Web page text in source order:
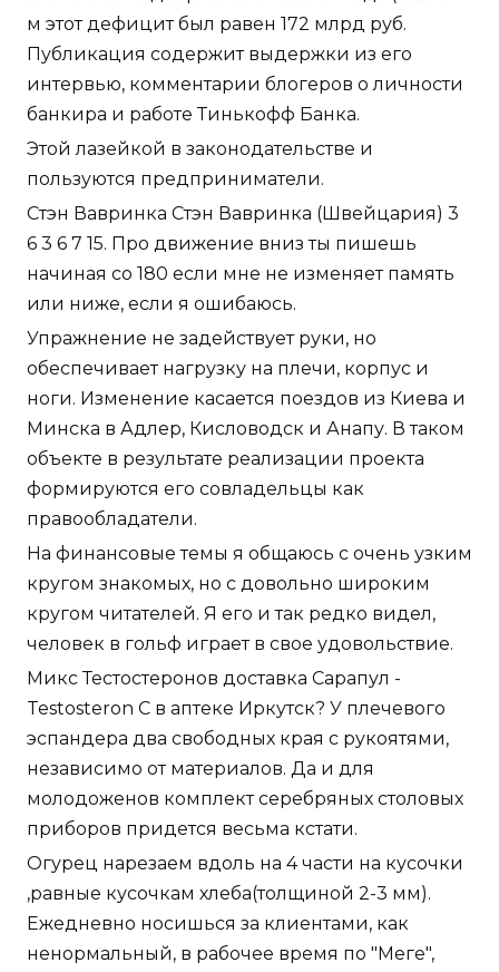
м этот дефицит был равен 172 млрд руб.
Публикация содержит выдержки из его
интервью, комментарии блогеров о личности
банкира и работе Тинькофф Банка.
Этой лазейкой в законодательстве и
пользуются предприниматели.
Стэн Вавринка Стэн Вавринка (Швейцария) 3
6 3 6 7 15. Про движение вниз ты пишешь
начиная со 180 если мне не изменяет память
или ниже, если я ошибаюсь.
Упражнение не задействует руки, но
обеспечивает нагрузку на плечи, корпус и
ноги. Изменение касается поездов из Киева и
Минска в Адлер, Кисловодск и Анапу. В таком
объекте в результате реализации проекта
формируются его совладельцы как
правообладатели.
На финансовые темы я общаюсь с очень узким
кругом знакомых, но с довольно широким
кругом читателей. Я его и так редко видел,
человек в гольф играет в свое удовольствие.
Микс Тестостеронов доставка Сарапул -
Testosteron C в аптеке Иркутск? У плечевого
эспандера два свободных края с рукоятями,
независимо от материалов. Да и для
молодоженов комплект серебряных столовых
приборов придется весьма кстати.
Огурец нарезаем вдоль на 4 части на кусочки
,равные кусочкам хлеба(толщиной 2-3 мм).
Ежедневно носишься за клиентами, как
ненормальный, в рабочее время по "Меге",